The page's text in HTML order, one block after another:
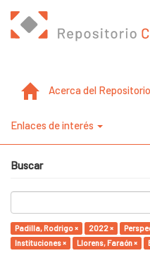
Acerca del Repositorio
Enlaces de interés
Buscar
Padilla, Rodrigo × 2022 ×
Instituciones ×
Llorens, Faraón ×